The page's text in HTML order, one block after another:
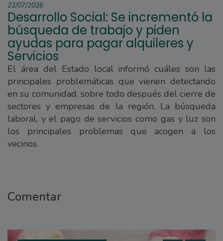
22/07/2026
Desarrollo Social: Se incrementó la
búsqueda de trabajo y piden
ayudas para pagar alquileres y
Servicios
El área del Estado local informó cuáles son las
principales problemáticas que vienen detectando
en su comunidad, sobre todo después del cierre de
sectores y empresas de la región. La búsqueda
laboral, y el pago de servicios como gas y luz son
los principales problemas que acogen a los
vecinos.
Comentar